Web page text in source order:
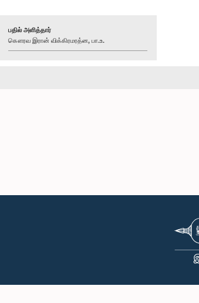
பதில் அளித்தார்
கௌரவ இரான் விக்கிரமரத்ன, பா.உ.